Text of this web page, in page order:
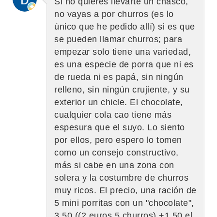
no vayas a por churros (es lo
único que he pedido allí) si es que
se pueden llamar churros; para
empezar solo tiene una variedad,
es una especie de porra que ni es
de rueda ni es papá, sin ningún
relleno, sin ningún crujiente, y su
exterior un chicle. El chocolate,
cualquier cola cao tiene más
espesura que el suyo. Lo siento
por ellos, pero espero lo tomen
como un consejo constructivo,
más si cabe en una zona con
solera y la costumbre de churros
muy ricos. El precio, una ración de
5 mini porritas con un "chocolate",